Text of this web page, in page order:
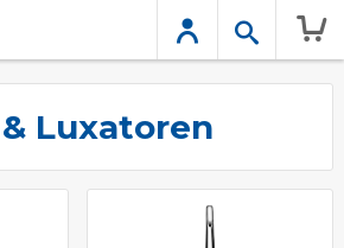
Luxatoren